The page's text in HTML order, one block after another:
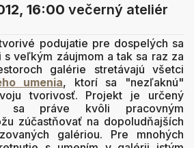
16:00 večerný ateliér
podujatie pre dospelých sa
s veľkým záujmom a tak sa raz za
galérie stretávajú všetci
umenia, ktorí sa "nezľaknú"
tvorivosť. Projekt je určený
sa práve kvôli pracovným
zúčastňovať na dopoludňajších
galériou. Pre mnohých